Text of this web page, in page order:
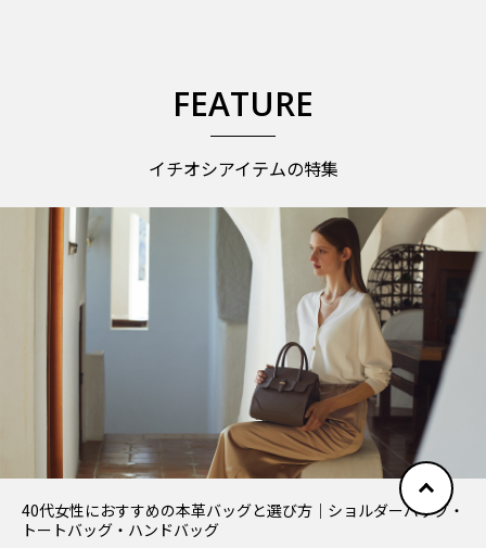
FEATURE
イチオシアイテムの特集
40代女性におすすめの本革バッグと選び方｜ショルダーバッグ・
トートバッグ・ハンドバッグ